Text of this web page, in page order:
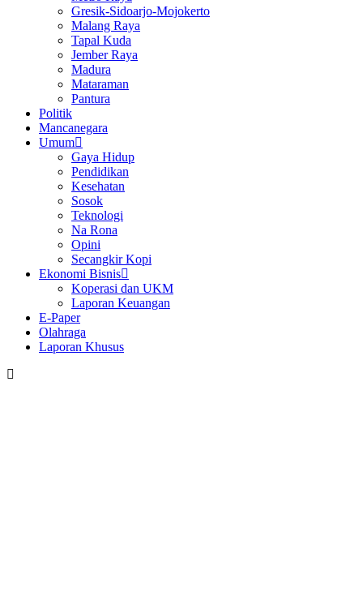
Gresik-Sidoarjo-Mojokerto
Malang Raya
Tapal Kuda
Jember Raya
Madura
Mataraman
Pantura
Politik
Mancanegara
Umum
Gaya Hidup
Pendidikan
Kesehatan
Sosok
Teknologi
Na Rona
Opini
Secangkir Kopi
Ekonomi Bisnis
Koperasi dan UKM
Laporan Keuangan
E-Paper
Olahraga
Laporan Khusus